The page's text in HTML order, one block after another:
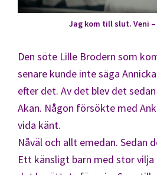
Jag kom till slut. Veni –
Den söte Lille Brodern som
senare kunde inte säga
efter det. Av det blev det
Akan. Någon försökte med
vida känt.
Nåväl och allt emedan. Sedan
Ett känsligt barn med stor vilja